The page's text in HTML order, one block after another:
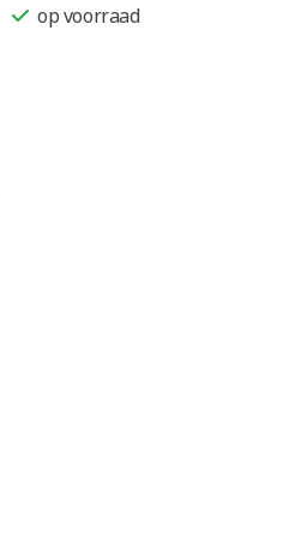
op voorraad